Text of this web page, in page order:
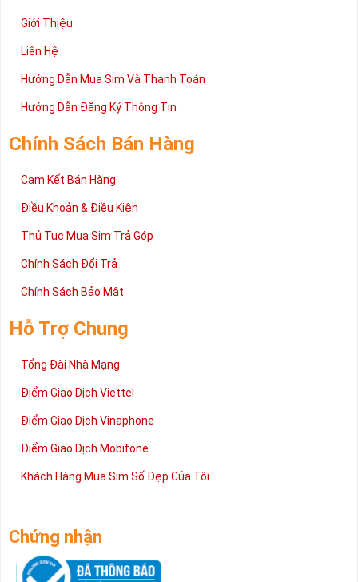
Giới Thiệu
Liên Hệ
Hướng Dẫn Mua Sim Và Thanh Toán
Hướng Dẫn Đăng Ký Thông Tin
Chính Sách Bán Hàng
Cam Kết Bán Hàng
Điều Khoản & Điều Kiện
Thủ Tục Mua Sim Trả Góp
Chính Sách Đổi Trả
Chính Sách Bảo Mật
Hỗ Trợ Chung
Tổng Đài Nhà Mạng
Điểm Giao Dịch Viettel
Điểm Giao Dịch Vinaphone
Điểm Giao Dịch Mobifone
Khách Hàng Mua Sim Số Đẹp Của Tôi
Chứng nhận